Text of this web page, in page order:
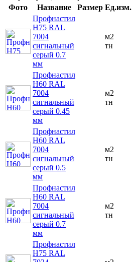
Фото
Название Размер Ед.изм.
Профнастил
Н75 RAL
7004
сигнальный
серый 0.7
мм
м2
тн
Профнастил
Н60 RAL
7004
сигнальный
серый 0.45
мм
м2
тн
Профнастил
Н60 RAL
7004
сигнальный
серый 0.5
мм
м2
тн
Профнастил
Н60 RAL
7004
сигнальный
серый 0.7
мм
м2
тн
Профнастил
Н75 RAL